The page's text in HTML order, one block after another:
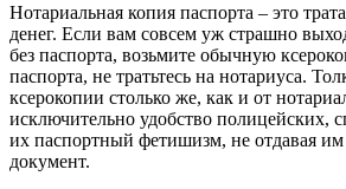
Нотариальная копия паспорта – это
денег. Если вам совсем уж страшно
без паспорта, возьмите обычную
паспорта, не тратьтесь на нотариуса.
ксерокопии столько же, как и от
исключительно удобство полицейских,
их паспортный фетишизм, не отдавая
документ.